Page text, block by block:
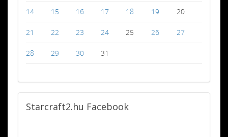
14 15 16 17 18 19 20
21 22 23 24 25 26 27
28 29 30 31
Starcraft2.hu Facebook